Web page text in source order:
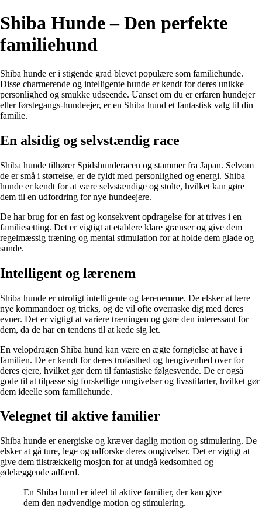
Shiba Hunde – Den perfekte
familiehund
Shiba hunde er i stigende grad blevet populære som familiehunde.
Disse charmerende og intelligente hunde er kendt for deres unikke
personlighed og smukke udseende. Uanset om du er erfaren hundejer
eller førstegangs-hundeejer, er en Shiba hund et fantastisk valg til din
familie.
En alsidig og selvstændig race
Shiba hunde tilhører Spidshunderacen og stammer fra Japan. Selvom
de er små i størrelse, er de fyldt med personlighed og energi. Shiba
hunde er kendt for at være selvstændige og stolte, hvilket kan gøre
dem til en udfordring for nye hundeejere.
De har brug for en fast og konsekvent opdragelse for at trives i en
familiesetting. Det er vigtigt at etablere klare grænser og give dem
regelmæssig træning og mental stimulation for at holde dem glade og
sunde.
Intelligent og lærenem
Shiba hunde er utroligt intelligente og lærenemme. De elsker at lære
nye kommandoer og tricks, og de vil ofte overraske dig med deres
evner. Det er vigtigt at variere træningen og gøre den interessant for
dem, da de har en tendens til at kede sig let.
En velopdragen Shiba hund kan være en ægte fornøjelse at have i
familien. De er kendt for deres trofasthed og hengivenhed over for
deres ejere, hvilket gør dem til fantastiske følgesvende. De er også
gode til at tilpasse sig forskellige omgivelser og livsstilarter, hvilket gør
dem ideelle som familiehunde.
Velegnet til aktive familier
Shiba hunde er energiske og kræver daglig motion og stimulering. De
elsker at gå ture, lege og udforske deres omgivelser. Det er vigtigt at
give dem tilstrækkelig mosjon for at undgå kedsomhed og
ødelæggende adfærd.
En Shiba hund er ideel til aktive familier, der kan give
dem den nødvendige motion og stimulering.